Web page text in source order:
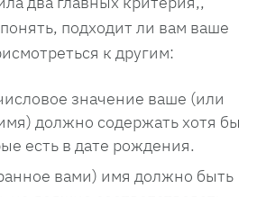
подходит ли вам ваше
к другим:
значение ваше (или
должно содержать хотя бы
есть в дате рождения.
вами) имя должно быть